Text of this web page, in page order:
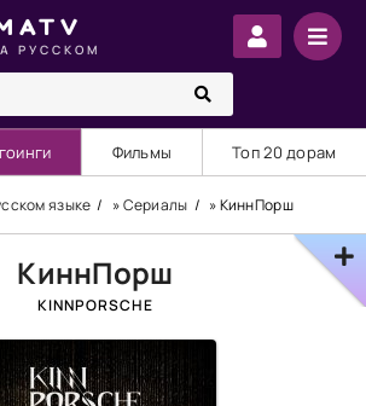
РУССКОМ
Фильмы Топ 20 дорам
языке »Сериалы » КиннПорш
КиннПорш
KINNPORSCHE